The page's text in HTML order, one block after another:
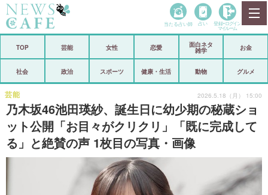
政治
芸能 スポーツ
恋愛 ビックリ
アリ／ナシ
ショップ
当たる占い師 占い 登録• ログイン
マイルーム
TOP 芸能 女性 恋愛
面白ネタ
雑学
お金
社会 政治 スポーツ 健康・生活 動物 グルメ
乃木坂46池田瑛紗、誕生日に幼少期の秘蔵ショ
ット公開「お目々がクリクリ」「既に完成して
る」と絶賛の声 1枚目の写真・画像
芸能 2026.5.18（月） 15:00